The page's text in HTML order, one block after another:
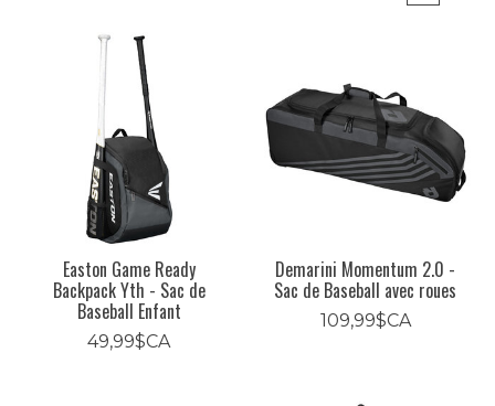
Easton Game Ready
Backpack Yth - Sac de
Baseball Enfant
49,99$CA
Demarini Momentum 2.0 -
Sac de Baseball avec roues
109,99$CA